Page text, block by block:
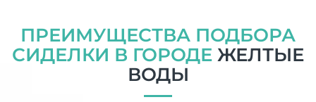
ПРЕИМУЩЕСТВА ПОДБОРА
СИДЕЛКИ В ГОРОДЕ ЖЕЛТЫЕ
ВОДЫ